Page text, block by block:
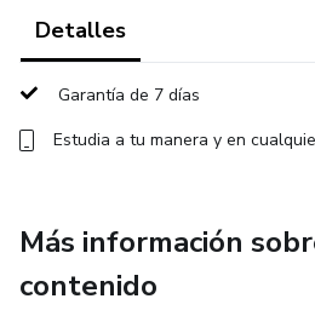
Detalles
Garantía de 7 días
Estudia a tu manera y en
Más información
contenido